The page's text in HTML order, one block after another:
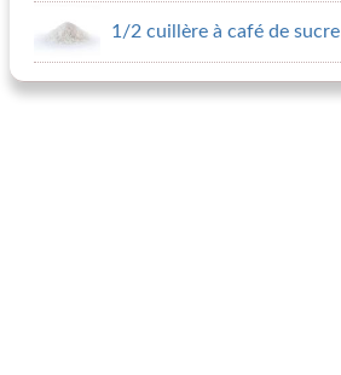
1/2 cuillère à café de sucre